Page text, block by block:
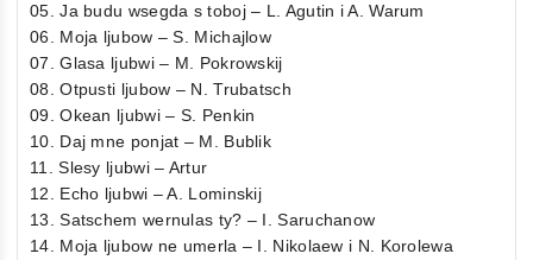
05. Ja budu wsegda s toboj – L. Agutin i A. Warum
06. Moja ljubow – S. Michajlow
07. Glasa ljubwi – M. Pokrowskij
08. Otpusti ljubow – N. Trubatsch
09. Okean ljubwi – S. Penkin
10. Daj mne ponjat – M. Bublik
11. Slesy ljubwi – Artur
12. Echo ljubwi – A. Lominskij
13. Satschem wernulas ty? – I. Saruchanow
14. Moja ljubow ne umerla – I. Nikolaew i N. Korolewa